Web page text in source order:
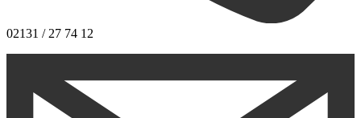
02131 / 27 74 12